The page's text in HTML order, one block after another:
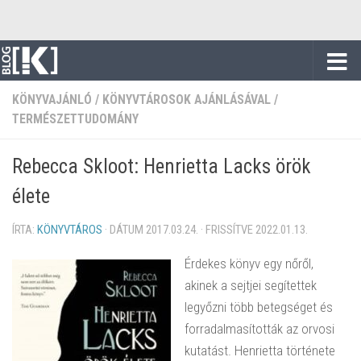
KÖNYVAJÁNLÓ / KÖNYVTÁROSOK AJÁNLÁSÁVAL /
TERMÉSZETTUDOMÁNY
Rebecca Skloot: Henrietta Lacks örök
élete
ÍRTA: KÖNYVTÁROS · DÁTUM 2017.03.24. · FRISSÍTVE 2022.01.13.
Érdekes könyv egy nőről,
akinek a sejtjei segítettek
legyőzni több betegséget és
forradalmasították az orvosi
kutatást. Henrietta története